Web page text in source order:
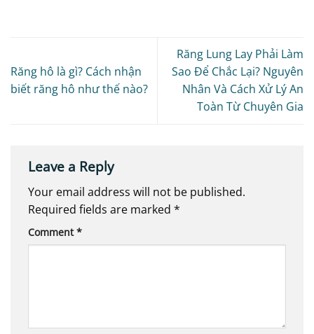
Răng hô là gì? Cách nhận
biết răng hô như thế nào?
Răng Lung Lay Phải Làm
Sao Để Chắc Lại? Nguyên
Nhân Và Cách Xử Lý An
Toàn Từ Chuyên Gia
Leave a Reply
Your email address will not be published.
Required fields are marked *
Comment*